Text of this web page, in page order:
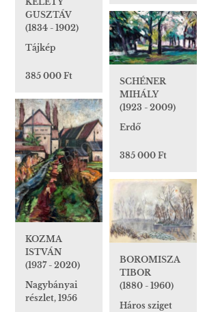
GUSZTÁV
(1834 - 1902)
Tájkép
385 000 Ft
SCHÉNER
MIHÁLY
(1923 - 2009)
Erdő
385 000 Ft
KOZMA
ISTVÁN
(1937 - 2020)
Nagybányai
részlet, 1956
BOROMISZA
TIBOR
(1880 - 1960)
Háros sziget